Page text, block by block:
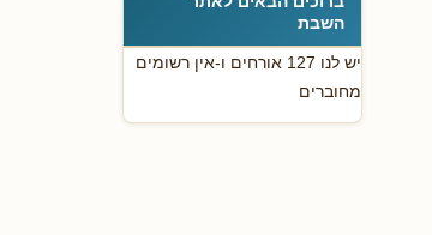
השבת
יש לנו 127 אורחים ו-אין רשומים
מחוברים